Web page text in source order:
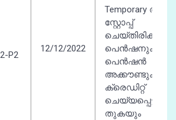
P2
12/12/2022
Temporary ആയി
സ്റ്റോപ്പ്‌
ചെയ്തിരിക്കുന്ന
പെൻഷനുകളും
പെൻഷൻ
അക്കൗണ്ടുകളിൽ
ക്രെഡിറ്റ്‌
ചെയ്യപ്പെട്ട
തുകയും